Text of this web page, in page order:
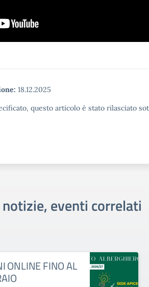
18.12.2025
questo articolo è stato rilasciato
eventi correlati
ONLINE FINO AL